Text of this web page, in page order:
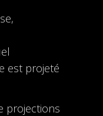
est projeté
projections